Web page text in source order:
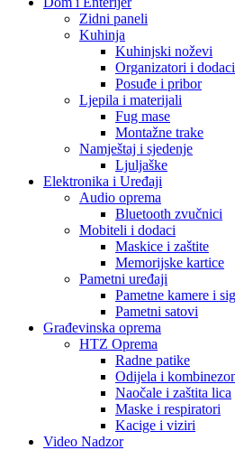
Zidni paneli
Kuhinja
Kuhinjski noževi
Organizatori i dodaci
Posuđe i pribor
Ljepila i materijali
Fug mase
Montažne trake
Namještaj i sjedenje
Ljuljaške
Elektronika i Uređaji
Audio oprema
Bluetooth zvučnici
Mobiteli i dodaci
Maskice i zaštite
Memorijske kartice
Pametni uređaji
Pametne kamere i
Pametni satovi
Građevinska oprema
HTZ Oprema
Radne patike
Odijela i
Naočale i zaštita lica
Maske i respiratori
Kacige i viziri
Video Nadzor